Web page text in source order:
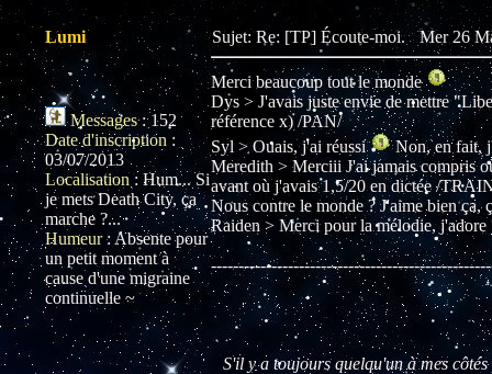
Lumi
Messages:152
Date d'inscription :
03/07/2013
Localisation: Hum... Si
je mets Death City, ça
marche ?...
Humeur: Absente pour
un petit moment à
cause d'une migraine
continuelle ~
Sujet: Re: [TP] Écoute-moi.Mer 26
Merci beaucoup tout le monde
Dys > J'avais juste envie de mettre
référence x) /PAN/
Syl > Ouais, j'ai réussi
Non, en fait,
Meredith > Merciii J'ai jamais compris
avant où j'avais 1,5/20 en dictée /
Nous contre le monde ? J'aime bien
Raiden > Merci pour la mélodie,
S'il y a toujours quelqu'un à mes